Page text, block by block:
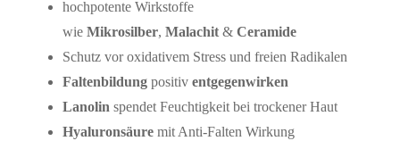
hochpotente Wirkstoffe
wie Mikrosilber, Malachit& Ceramide
Schutz vor oxidativem Stress und freien Radikalen
Faltenbildung positiv entgegenwirken
Lanolin spendet Feuchtigkeit bei trockener Haut
Hyaluronsäure mit Anti-Falten Wirkung